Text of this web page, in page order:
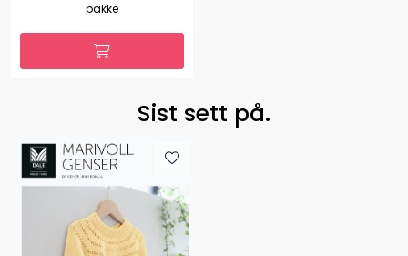
pakke
Sist sett på.